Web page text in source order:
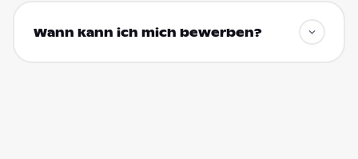
Wann kann ich mich bewerben?